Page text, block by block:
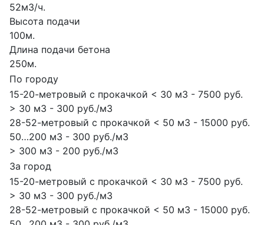
52м3/ч.
Высота подачи
100м.
Длина подачи бетона
250м.
По городу
15-20-метровый с прокачкой < 30 м3 - 7500 руб.
> 30 м3 - 300 руб./м3
28-52-метровый с прокачкой < 50 м3 - 15000 руб.
50…200 м3 - 300 руб./м3
> 300 м3 - 200 руб./м3
За город
15-20-метровый с прокачкой < 30 м3 - 7500 руб.
> 30 м3 - 300 руб./м3
28-52-метровый с прокачкой < 50 м3 - 15000 руб.